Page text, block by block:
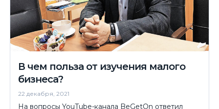
В чем польза от изучения малого
бизнеса?
22 декабря, 2021
На вопросы YouTube-канала BeGetOn ответил